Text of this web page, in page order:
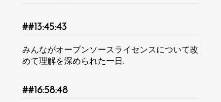
13:45:43
みんながオープンソースライセンスについて改
めて理解を深められた一日.
16:58:48